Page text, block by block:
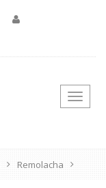
Remolacha